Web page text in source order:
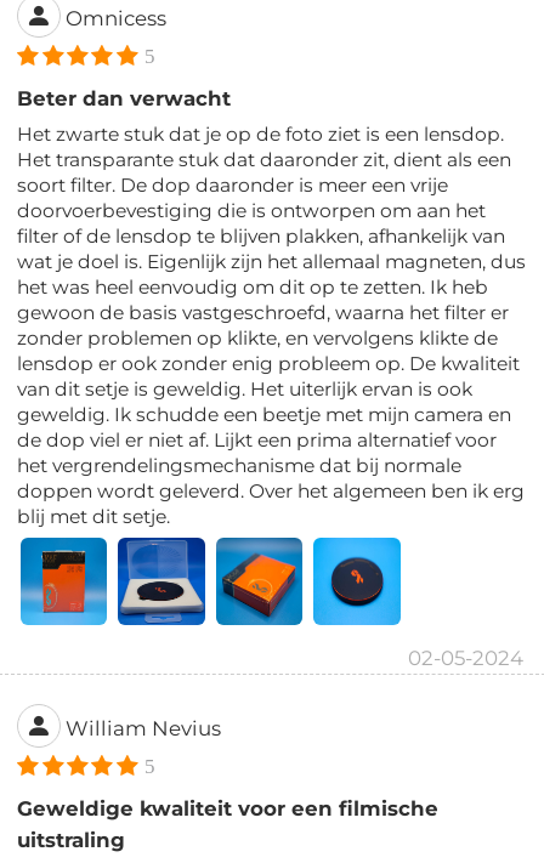
Omnicess
5
Beter dan verwacht
Het zwarte stuk dat je op de foto ziet is een lensdop.
Het transparante stuk dat daaronder zit, dient als een
soort filter. De dop daaronder is meer een vrije
doorvoerbevestiging die is ontworpen om aan het
filter of de lensdop te blijven plakken, afhankelijk van
wat je doel is. Eigenlijk zijn het allemaal magneten, dus
het was heel eenvoudig om dit op te zetten. Ik heb
gewoon de basis vastgeschroefd, waarna het filter er
zonder problemen op klikte, en vervolgens klikte de
lensdop er ook zonder enig probleem op. De kwaliteit
van dit setje is geweldig. Het uiterlijk ervan is ook
geweldig. Ik schudde een beetje met mijn camera en
de dop viel er niet af. Lijkt een prima alternatief voor
het vergrendelingsmechanisme dat bij normale
doppen wordt geleverd. Over het algemeen ben ik erg
blij met dit setje.
02-05-2024
William Nevius
5
Geweldige kwaliteit voor een filmische
uitstraling